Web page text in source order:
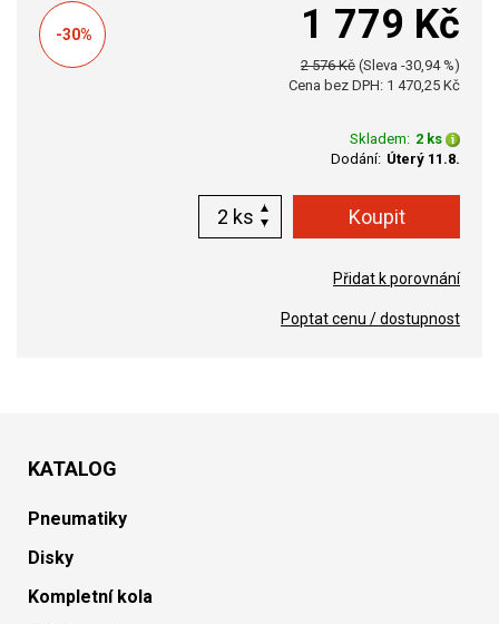
-30% 1 779 Kč
2 576 Kč (Sleva -30,94 %)
Cena bez DPH: 1 470,25 Kč
Skladem: 2 ks
Dodání: Úterý 11.8.
ks
Přidat k porovnání
Poptat cenu / dostupnost
KATALOG
Pneumatiky
Disky
Kompletní kola